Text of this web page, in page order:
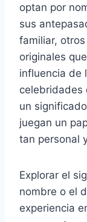
optan por
sus
familiar,
originales
influencia de
celebridades
un
juegan un
tan personal
Explorar el
nombre o el
experiencia